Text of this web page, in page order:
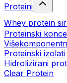
Proteini
Whey protein
Proteinski
Proteinski izolati
Hidrolizirani
Clear Protein